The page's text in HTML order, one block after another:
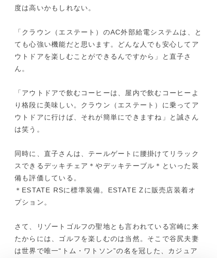
度は高いかもしれない。
「クラウン（エステート）のAC外部給電システムは、と
ても心強い機能だと思います。どんな人でも安心してア
ウトドアを楽しむことができるんですから」と直子さ
ん。
「アウトドアで飲むコーヒーは、屋内で飲むコーヒーよ
り格段に美味しい。クラウン（エステート）に乗ってア
ウトドアに行けば、それが簡単にできますね」と誠さん
は笑う。
同時に、直子さんは、テールゲートに腰掛けてリラック
スできるデッキチェア＊やデッキテーブル＊といった装
備も評価している。
＊ESTATE RSに標準装備。ESTATE Zに販売店装着オ
プション。
さて、リゾートゴルフの聖地とも言われている宮崎に来
たからには、ゴルフを楽しむのは当然。そこで谷尻夫妻
は世界で唯一“トム・ワトソン”の名を冠した、カジュア